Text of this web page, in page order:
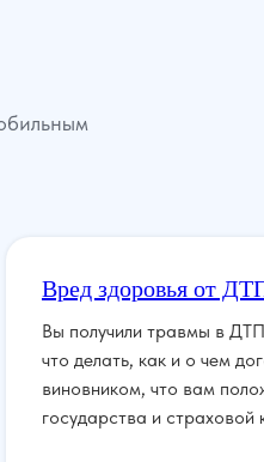
Вред здоровья от
Вы получили травмы в
что делать, как и о чем
виновником, что вам
государства и страховой